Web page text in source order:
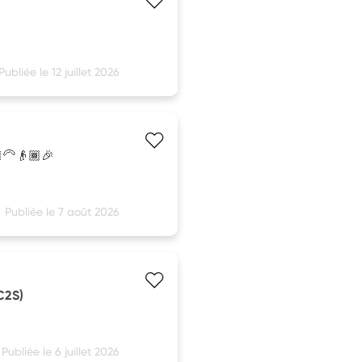
le 12 juillet 2026
Publiée le 7 août 2026
Publiée le 6 juillet 2026